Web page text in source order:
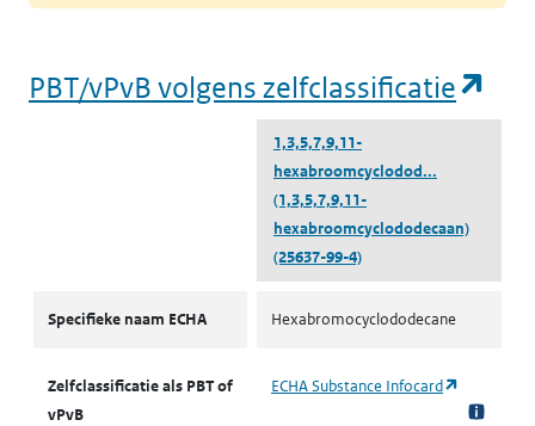
PBT/vPvB volgens zelfclassificatie
1,3,5,7,9,11-
hexabroomcyclodod...
(1,3,5,7,9,11-
hexabroomcyclododecaan)
(25637-99-4)
Specifieke naam ECHA Hexabromocyclododecane
Zelfclassificatie als PBT of
vPvB
ECHA Substance Infocard